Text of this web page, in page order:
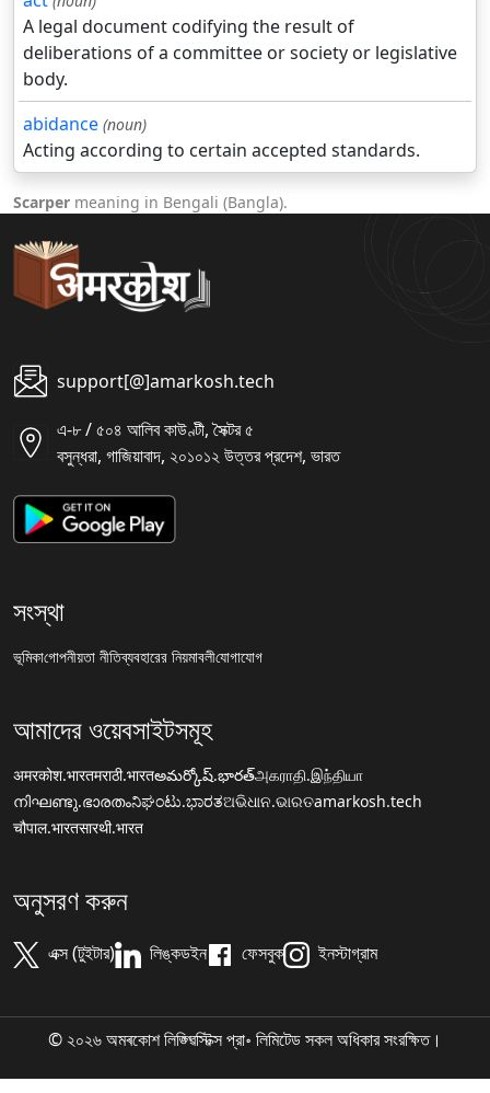
A legal document codifying the result of
deliberations of a committee or society or legislative
body.
abidance (noun)
Acting according to certain accepted standards.
Scarper meaning in Bengali (Bangla).
support[@]amarkosh.tech
এ-৮ / ৫০৪ আলিব কাউণ্টী, সৈক্টর ৫
বসুন্ধরা, গাজিয়াবাদ, ২০১০১২ উত্তর প্রদেশ, ভারত
সংস্থা
ভূমিকাগোপনীয়তা নীতিব্যবহারের নিয়মাবলীযোগাযোগ
আমাদের ওয়েবসাইটসমূহ
अमरकोश.भारतमराठी.भारतఅమర్కోష్.భారత్அகராதி.இந்தியா
നിഘണ്ടു.ഭാരതംನಿಘಂಟು.ಭಾರತଅଭିଧାନ.ଭାରତamarkosh.tech
चौपाल.भारतसारथी.भारत
অনুসরণ করুন
এক্স (টুইটার) লিঙ্কডইন ফেসবুক ইনস্টাগ্রাম
© ২০২৬ অমৰকোশ লিঙ্গ্ৱিস্টিক্স প্রা॰ লিমিটেড সকল অধিকার সংরক্ষিত।